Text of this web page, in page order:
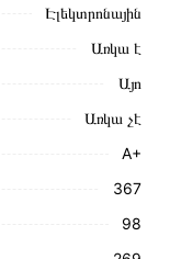
պայմանները
է
Էլեկտրոնային
Առկա է
Այո
Առկա չէ
A+
367
98